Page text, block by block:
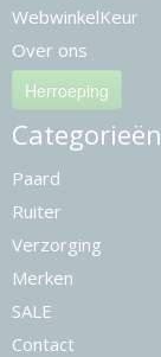
WebwinkelKeur
Over ons
Herroeping
Categorieën
Paard
Ruiter
Verzorging
Merken
SALE
Contact